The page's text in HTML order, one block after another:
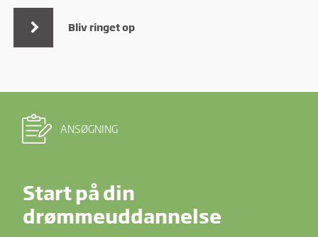
Bliv ringet op
ANSØGNING
Start på din
drømmeuddannelse